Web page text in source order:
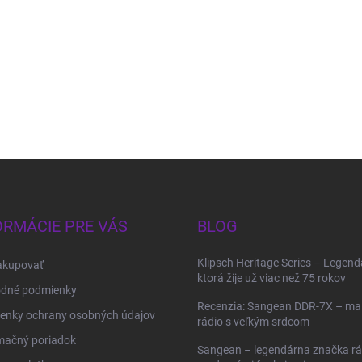
PRE VÁS
podmienky
ochrany osobných údajov
poriadok
BLOG
Klipsch Heritage Series –
ktorá žije už viac než 75 rokov
Recenzia: Sangean DDR-7X –
rádio s veľkým srdcom
Sangean – legendárna značka